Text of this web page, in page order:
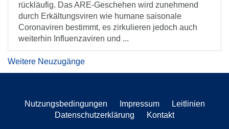
rückläufig. Das ARE-Geschehen wird zunehmend
durch Erkältungsviren wie humane saisonale
Coronaviren bestimmt, es zirkulieren jedoch auch
weiterhin Influenzaviren und ...
Weitere Neuzugänge
Nutzungsbedingungen Impressum
Leitlinien
Datenschutzerklärung
Kontakt